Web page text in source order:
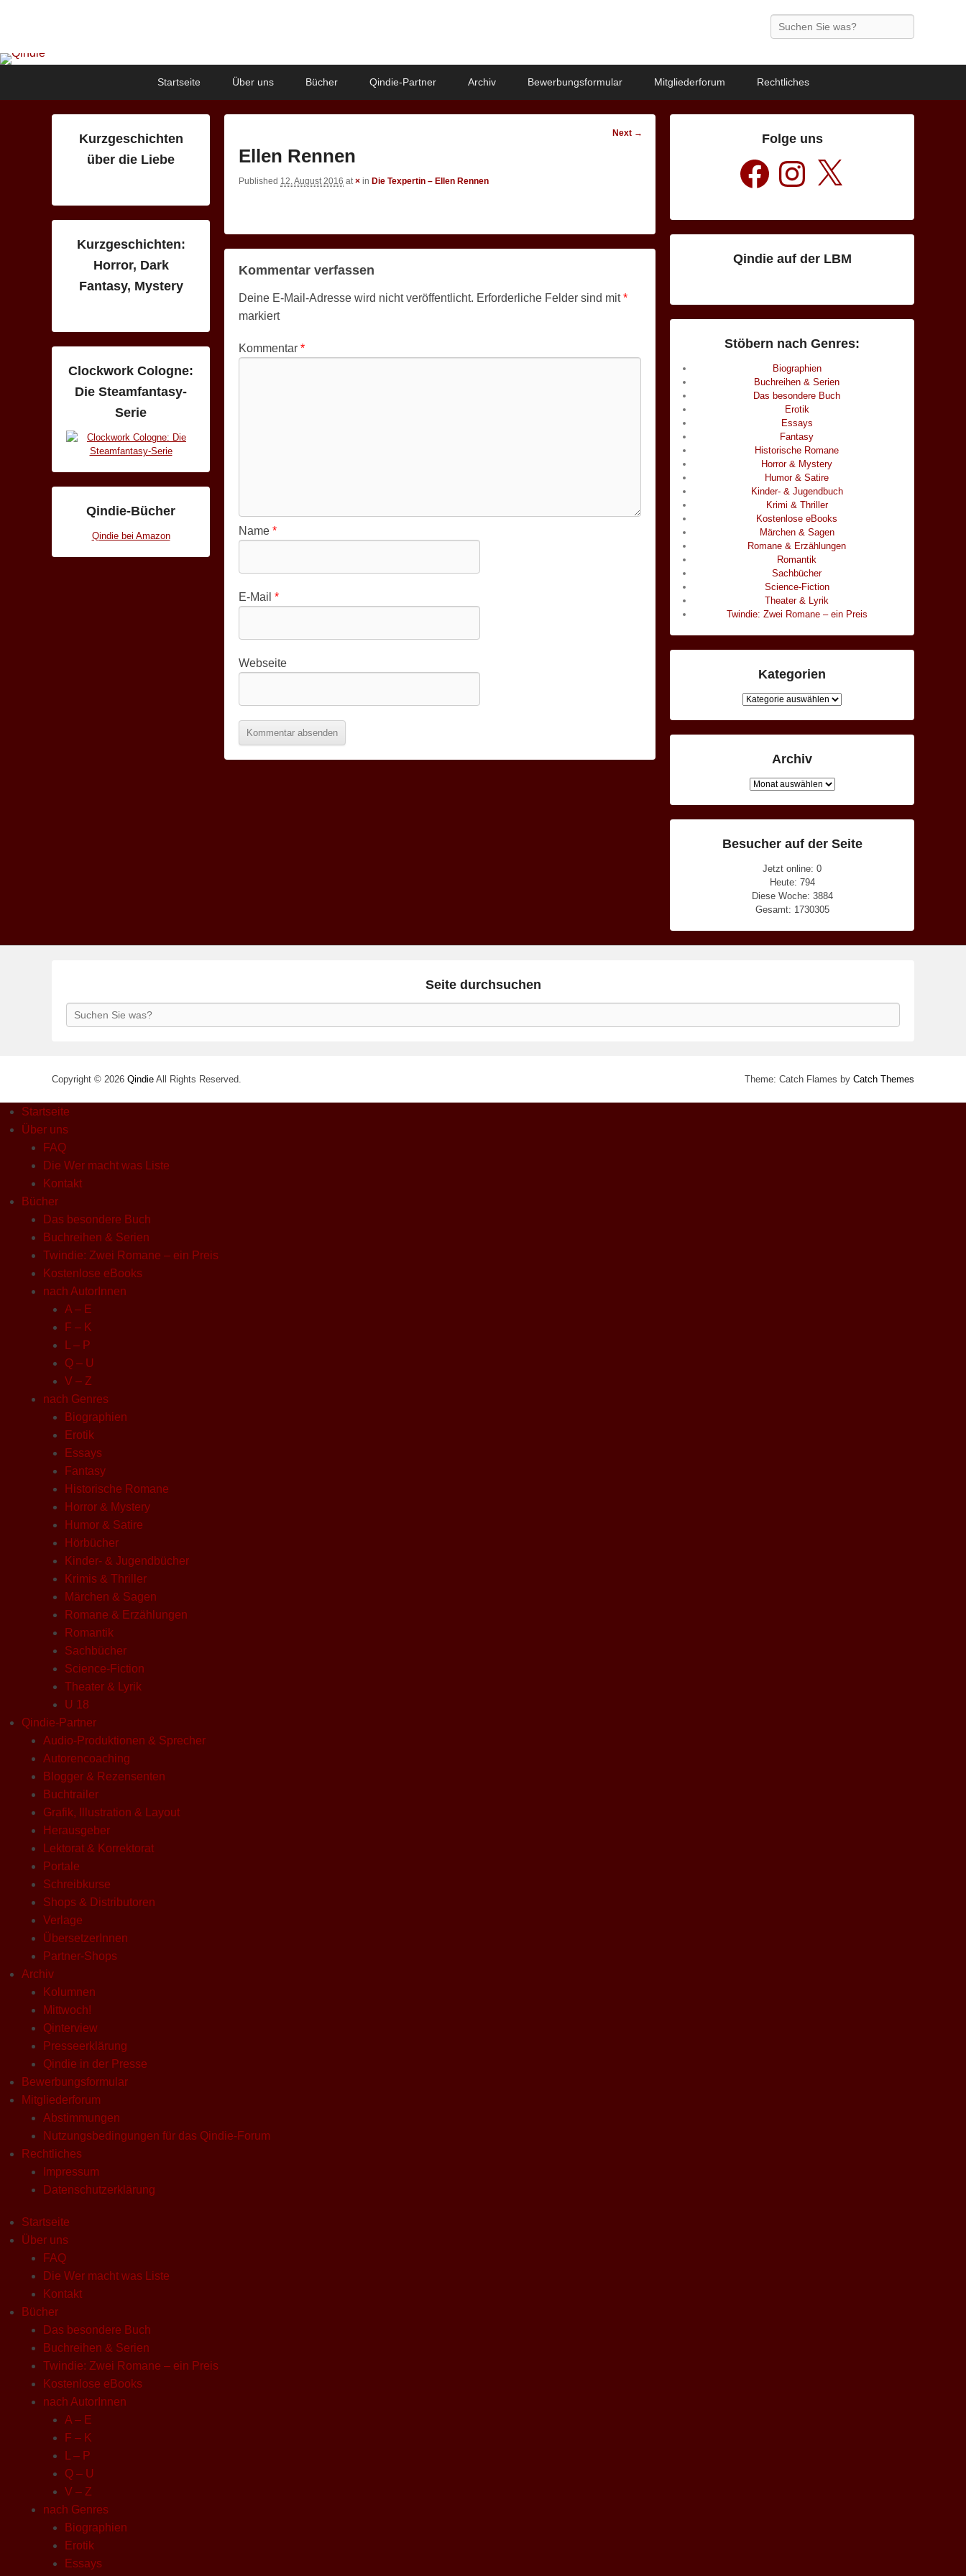
Search
Startseite Über uns Bücher Qindie-Partner Archiv Bewerbungsformular Mitgliederforum Rechtliches
Image
Next →
Ellen Rennen
Published 12. August 2016 at × in Die Texpertin – Ellen Rennen
Kommentar verfassen
Deine E-Mail-Adresse wird nicht veröffentlicht. Erforderliche Felder sind mit*
markiert
Kommentar *
Name *
E-Mail *
Webseite
Folge uns
Facebook Instagram
Qindie auf der LBM
Stöbern nach Genres:
Biographien
Buchreihen & Serien
Das besondere Buch
Erotik
Essays
Fantasy
Historische Romane
Horror & Mystery
Humor & Satire
Kinder- & Jugendbuch
Krimi & Thriller
Kostenlose eBooks
Märchen & Sagen
Romane & Erzählungen
Romantik
Sachbücher
Science-Fiction
Theater & Lyrik
Twindie: Zwei Romane – ein Preis
Kategorien
Kategorien
Archiv
Archiv
Besucher auf der Seite
Jetzt online: 0
Heute: 794
Diese Woche: 3884
Gesamt: 1730305
Kurzgeschichten
über die Liebe
Kurzgeschichten:
Horror, Dark
Fantasy, Mystery
Clockwork Cologne:
Die Steamfantasy-
Serie
Qindie-Bücher
Qindie bei Amazon
Seite durchsuchen
Search
Copyright © 2026 Qindie All Rights Reserved. Theme: Catch Flames by Catch Themes
Startseite
Über uns
FAQ
Die Wer macht was Liste
Kontakt
Bücher
Das besondere Buch
Buchreihen & Serien
Twindie: Zwei Romane – ein Preis
Kostenlose eBooks
nach AutorInnen
A – E
F – K
L – P
Q – U
V – Z
nach Genres
Biographien
Erotik
Essays
Fantasy
Historische Romane
Horror & Mystery
Humor & Satire
Hörbücher
Kinder- & Jugendbücher
Krimis & Thriller
Märchen & Sagen
Romane & Erzählungen
Romantik
Sachbücher
Science-Fiction
Theater & Lyrik
U 18
Qindie-Partner
Audio-Produktionen & Sprecher
Autorencoaching
Blogger & Rezensenten
Buchtrailer
Grafik, Illustration & Layout
Herausgeber
Lektorat & Korrektorat
Portale
Schreibkurse
Shops & Distributoren
Verlage
ÜbersetzerInnen
Partner-Shops
Archiv
Kolumnen
Mittwoch!
Qinterview
Presseerklärung
Qindie in der Presse
Bewerbungsformular
Mitgliederforum
Abstimmungen
Nutzungsbedingungen für das Qindie-Forum
Rechtliches
Impressum
Datenschutzerklärung
Startseite
Über uns
FAQ
Die Wer macht was Liste
Kontakt
Bücher
Das besondere Buch
Buchreihen & Serien
Twindie: Zwei Romane – ein Preis
Kostenlose eBooks
nach AutorInnen
A – E
F – K
L – P
Q – U
V – Z
nach Genres
Biographien
Erotik
Essays